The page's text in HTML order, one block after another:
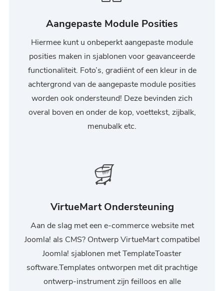
Aangepaste Module Posities
Hiermee kunt u onbeperkt aangepaste module
posities maken in sjablonen voor geavanceerde
functionaliteit. Foto’s, gradiënt of een kleur in de
achtergrond van de aangepaste module posities
worden ook ondersteund! Deze bevinden zich
overal boven en onder de kop, voettekst, zijbalk,
menubalk etc.
VirtueMart Ondersteuning
Aan de slag met een e-commerce website met
Joomla! als CMS? Ontwerp VirtueMart compatibel
Joomla! sjablonen met TemplateToaster
software.Templates ontworpen met dit prachtige
ontwerp-instrument zijn feilloos en alle